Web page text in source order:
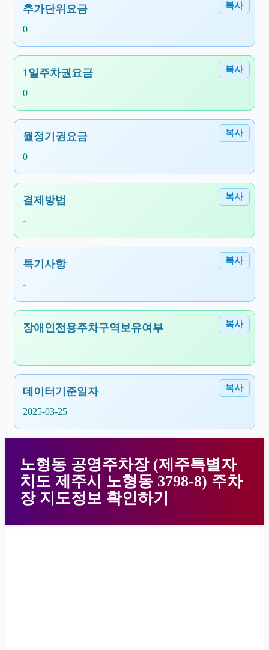
복사
추가단위요금
0
복사
1일주차권요금
0
복사
월정기권요금
0
복사
결제방법
-
복사
특기사항
-
복사
장애인전용주차구역보유여부
-
복사
데이터기준일자
2025-03-25
노형동 공영주차장 (제주특별자
치도 제주시 노형동 3798-8) 주차
장 지도정보 확인하기